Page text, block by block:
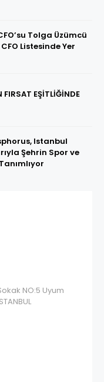
Tolga Üzümcü
Listesinde Yer
FIRSAT EŞİTLİĞİNDE
Istanbul
Şehrin Spor ve
NO:5 Uyum